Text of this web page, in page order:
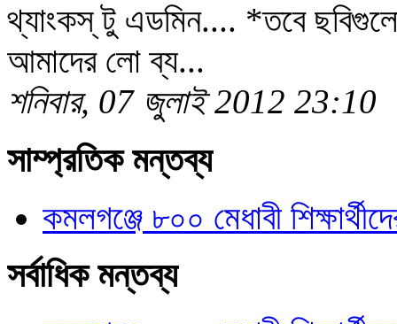
থ্যাংকস্ টু এডমিন.... *তবে
আমাদের লো ব্য...
শনিবার, 07 জুলাই 2012 23:10
সাম্প্রতিক মন্তব্য
কমলগঞ্জে ৮০০ মেধাবী
সর্বাধিক মন্তব্য